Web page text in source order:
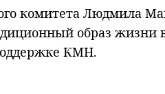
комитета Людмила
образ жизни
КМН.